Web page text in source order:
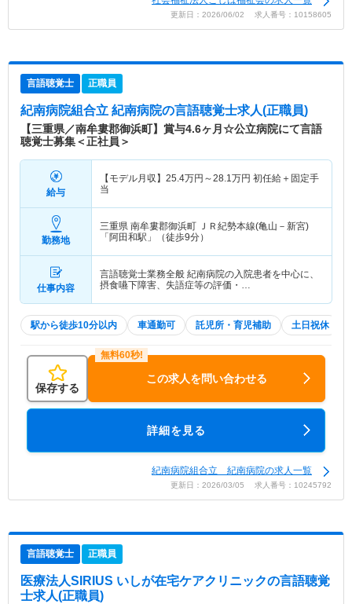
更新日：2026/06/02 求人番号：10158605
言語聴覚士 正職員
紀南病院組合立 紀南病院の言語聴覚士求人(正職員)
【三重県／南牟婁郡御浜町】賞与4.6ヶ月☆公立病院にて言語
聴覚士募集＜正社員＞
給与
【モデル月収】 25.4万円～28.1万円 初任給＋固定手
当
勤務地
三重県 南牟婁郡御浜町 ＪＲ紀勢本線(亀山－新宮)
「阿田和駅」（徒歩9分）
仕事内容
言語聴覚士業務全般 紀南病院の入院患者を中心に、
摂食嚥下障害、失語症等の評価・…
駅から徒歩10分以内 車通勤可 託児所・育児補助 土日祝休
保存する
この求人を問い合わせる
詳細を見る
紀南病院組合立 紀南病院の求人一覧
更新日：2026/03/05 求人番号：10245792
言語聴覚士 正職員
医療法人SIRIUS いしが在宅ケアクリニックの言語聴覚
士求人(正職員)